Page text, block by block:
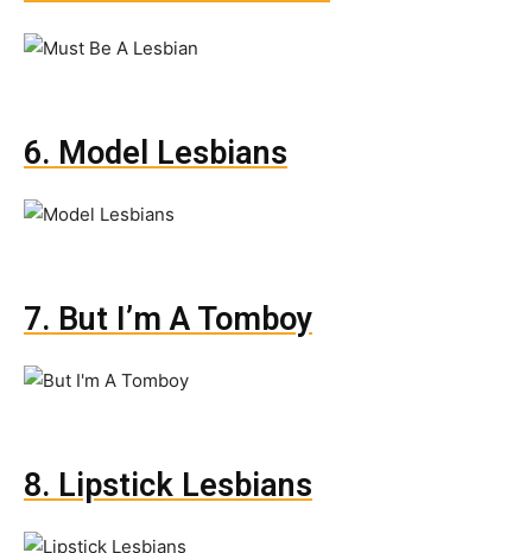
6. Model Lesbians
7. But I’m A Tomboy
8. Lipstick Lesbians